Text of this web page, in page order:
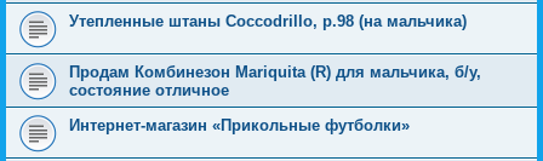
Утепленные штаны Coccodrillo, р.98 (на мальчика)
Продам Комбинезон Mariquita (R) для мальчика, б/у,
состояние отличное
Интернет-магазин «Прикольные футболки»